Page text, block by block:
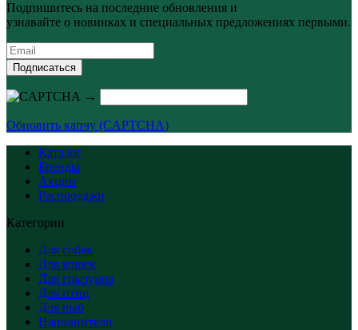
Подпишитесь на последние обновления и
узнавайте о новинках и специальных предложениях первыми.
Подписаться
→
Обновить капчу (CAPTCHA)
Каталог
Бренды
Акции
Распродажи
Категории
Для собак
Для кошек
Для грызунов
Для птиц
Для рыб
Наполнители